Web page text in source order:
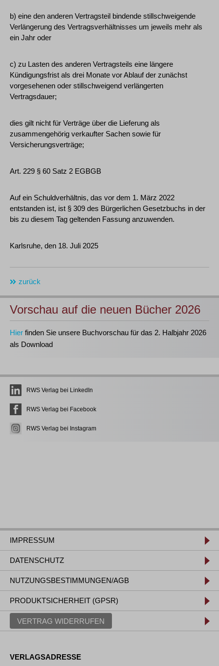
b) eine den anderen Vertragsteil bindende stillschweigende
Verlängerung des Vertragsverhältnisses um jeweils mehr als
ein Jahr oder
c) zu Lasten des anderen Vertragsteils eine längere
Kündigungsfrist als drei Monate vor Ablauf der zunächst
vorgesehenen oder stillschweigend verlängerten
Vertragsdauer;
dies gilt nicht für Verträge über die Lieferung als
zusammengehörig verkaufter Sachen sowie für
Versicherungsverträge;
Art. 229 § 60 Satz 2 EGBGB
Auf ein Schuldverhältnis, das vor dem 1. März 2022
entstanden ist, ist § 309 des Bürgerlichen Gesetzbuchs in der
bis zu diesem Tag geltenden Fassung anzuwenden.
Karlsruhe, den 18. Juli 2025
zurück
Vorschau auf die neuen Bücher 2026
Hier finden Sie unsere Buchvorschau für das 2. Halbjahr 2026
als Download
RWS Verlag bei LinkedIn
RWS Verlag bei Facebook
RWS Verlag bei Instagram
IMPRESSUM
DATENSCHUTZ
NUTZUNGSBESTIMMUNGEN/AGB
PRODUKTSICHERHEIT (GPSR)
VERTRAG WIDERRUFEN
VERLAGSADRESSE